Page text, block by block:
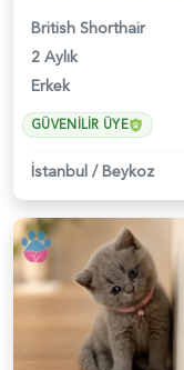
British Shorthair
2 Aylık
Erkek
GÜVENILIR ÜYE
İstanbul /Beykoz